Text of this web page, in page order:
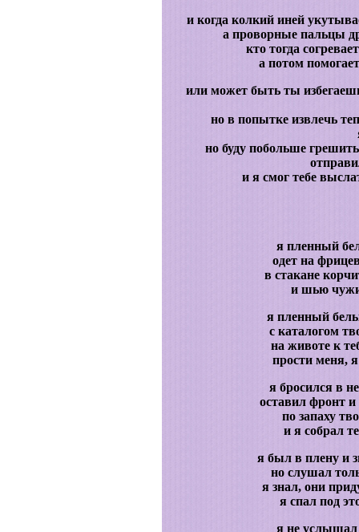
и когда колкий иней
а проворные пальцы
кто тогда
а потом
или может быть ты
но в попытке извлечь
но буду побольше
и я смог тебе
я пленный
одет на
в стакане
и шью
я пленный
с каталогом
на животе к
прости меня, я
я бросился в
оставил фронт
по запаху
и я собрал
я был в плену и
но слушал
я знал, они
я спал под
я не услышал